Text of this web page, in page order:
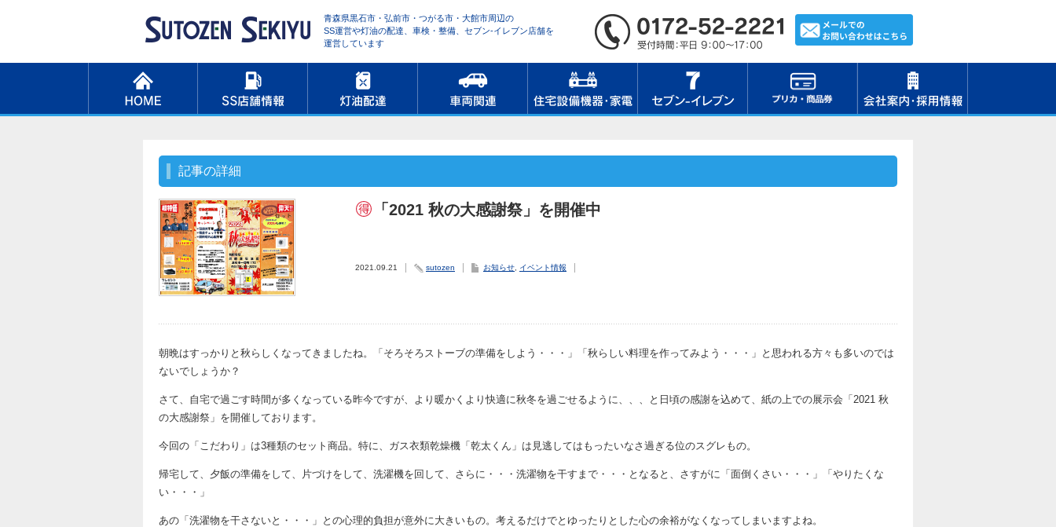
青森県黒石市・弘前市・つがる市・大館市周辺の
SS運営や灯油の配達、車検・整備、セブン-イレブン店舗を
運営しています
記事の詳細
「2021 秋の大感謝祭」を開催中
2021.09.21 sutozen お知らせ イベント情報
朝晩はすっかりと秋らしくなってきましたね。「そろそろストーブの準備をしよう・・・」「秋らしい料理を作ってみよう・・・」と思われる方々も多いのでは
ないでしょうか？
さて、自宅で過ごす時間が多くなっている昨今ですが、より暖かくより快適に秋冬を過ごせるように、、、と日頃の感謝を込めて、紙の上での展示会「2021 秋
の大感謝祭」を開催しております。
今回の「こだわり」は3種類のセット商品。特に、ガス衣類乾燥機「乾太くん」は見逃してはもったいなさ過ぎる位のスグレもの。
帰宅して、夕飯の準備をして、片づけをして、洗濯機を回して、さらに・・・洗濯物を干すまで・・・となると、さすがに「面倒くさい・・・」「やりたくな
い・・・」
あの「洗濯物を干さないと・・・」との心理的負担が意外に大きいもの。考えるだけでとゆったりとした心の余裕がなくなってしまいますよね。